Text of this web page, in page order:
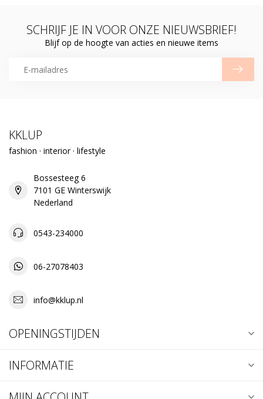
SCHRIJF JE IN VOOR ONZE NIEUWSBRIEF!
Blijf op de hoogte van acties en nieuwe items
KKLUP
fashion · interior · lifestyle
Bossesteeg 6
7101 GE Winterswijk
Nederland
0543-234000
06-27078403
info@kklup.nl
OPENINGSTIJDEN
INFORMATIE